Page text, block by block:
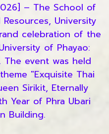
– The School of
University
celebration of the
of Phayao:
event was held
"Exquisite Thai
Sirikit, Eternally
Year of Phra Ubari
Building.